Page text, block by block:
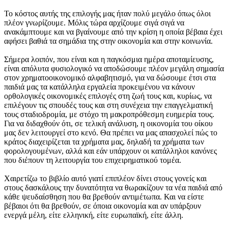
Το κόστος αυτής της επιλογής μας ήταν πολύ μεγάλο όπως όλοι
πλέον γνωρίζουμε. Μόλις τώρα αρχίζουμε σιγά σιγά να
ανακάμπτουμε και να βγαίνουμε από την κρίση η οποία βέβαια έχει
αφήσει βαθιά τα σημάδια της στην οικονομία και στην κοινωνία.
Σήμερα λοιπόν, που είναι και η παγκόσμια ημέρα αποταμίευσης,
είναι απόλυτα φυσιολογικό να αποδώσουμε πλέον μεγάλη σημασία
στον χρηματοοικονομικό αλφαβητισμό, για να δώσουμε έτσι στα
παιδιά μας τα κατάλληλα εργαλεία προκειμένου να κάνουν
ορθολογικές οικονομικές επιλογές στη ζωή τους και, κυρίως, να
επιλέγουν τις σπουδές τους και στη συνέχεια την επαγγελματική
τους σταδιοδρομία, με στόχο τη μακροπρόθεσμη ευημερία τους.
Για να διδαχθούν ότι, σε τελική ανάλυση, η οικονομία του οίκου
μας δεν λειτουργεί στο κενό. Θα πρέπει να μας απασχολεί πώς το
κράτος διαχειρίζεται τα χρήματα μας, δηλαδή τα χρήματα των
φορολογουμένων, αλλά και εάν υπάρχουν οι κατάλληλοι κανόνες
που διέπουν τη λειτουργία του επιχειρηματικού τομέα.
Χαιρετίζω το βιβλίο αυτό γιατί επιπλέον δίνει στους γονείς και
στους δασκάλους την δυνατότητα να θωρακίζουν τα νέα παιδιά από
κάθε ψευδαίσθηση που θα βρεθούν αντιμέτωπα. Και να είστε
βέβαιοι ότι θα βρεθούν, σε όποια οικονομία και αν υπάρξουν
ενεργά μέλη, είτε ελληνική, είτε ευρωπαϊκή, είτε άλλη.